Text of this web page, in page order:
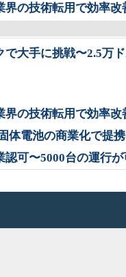
界の技術転用で効率改
大手に挑戦〜2.5万
界の技術転用で効率改
体電池の商業化で提携
可〜5000台の運行